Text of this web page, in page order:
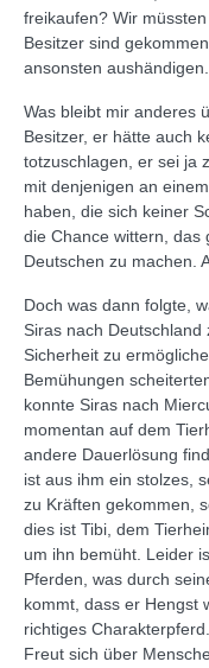
freikaufen? Wir
Besitzer sind
ansonsten aushändigen.
Was bleibt mir anderes
Besitzer, er hätte auch
totzuschlagen, er sei ja
mit denjenigen an
haben, die sich keiner
die Chance wittern, das
Deutschen zu machen.
Doch was dann folgte,
Siras nach
Sicherheit zu
Bemühungen
konnte Siras nach
momentan auf dem
andere Dauerlösung
ist aus ihm ein stolzes,
zu Kräften gekommen,
dies ist Tibi, dem
um ihn bemüht. Leider
Pferden, was durch
kommt, dass er Hengst
richtiges
Freut sich über